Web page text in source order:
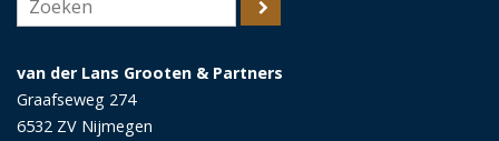
van der Lans Grooten & Partners
Graafseweg 274
6532 ZV Nijmegen